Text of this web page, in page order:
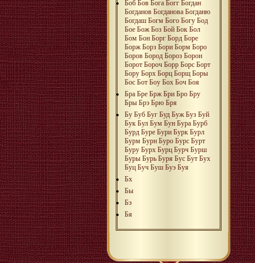
Боб Бов Бога Богг Богдан
Богданов Богданова Богданю
Богдаш Богм Бого Богу Бод
Бое Бож Боз Бой Бок Бол
Бом Бон Борг Борд Боре
Борж Борз Бори Борм Боро
Боров Бород Бороз Борон
Борот Бороч Борр Борс Борт
Бору Борх Борц Борщ Боры
Бос Бот Боу Бох Боч Боя
Бра Бре Брж Бри Бро Бру
Бры Брэ Брю Бря
Бу Буб Буг Буд Буж Буз Буй
Бук Бул Бум Бун Бура Бурб
Бурд Буре Бури Бурк Бурл
Бурм Бурн Буро Бурс Бурт
Буру Бурх Бурц Бурч Бурш
Буры Бурь Буря Бус Бут Бух
Буц Буч Буш Буэ Буя
Бх
Бы
Бэ
Бя